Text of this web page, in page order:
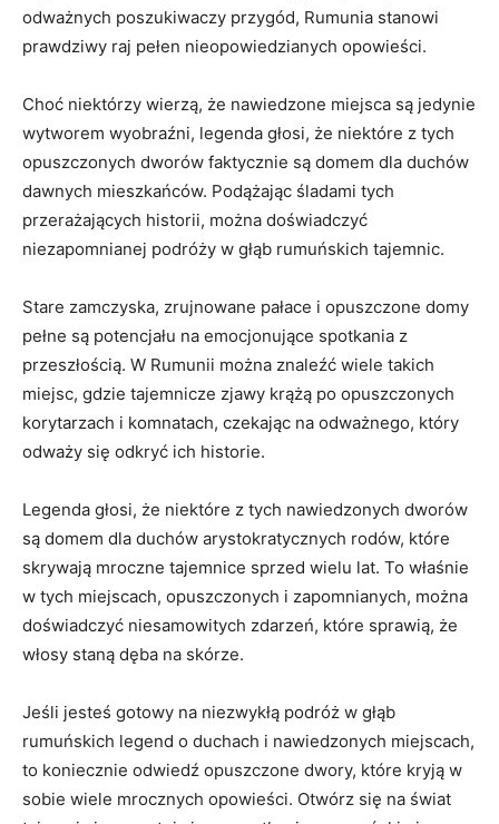
odważnych poszukiwaczy przygód, Rumunia stanowi
prawdziwy raj pełen nieopowiedzianych opowieści.
Choć niektórzy wierzą, że nawiedzone miejsca są jedynie
‍wytworem wyobraźni, legenda głosi,⁤ że niektóre z tych
opuszczonych dworów faktycznie są domem dla‌ duchów
dawnych mieszkańców. Podążając śladami tych
przerażających historii, można doświadczyć
niezapomnianej podróży w głąb rumuńskich tajemnic.
Stare zamczyska,⁣ zrujnowane pałace i opuszczone domy​
pełne ​są potencjału ​na emocjonujące spotkania z
przeszłością. W ​Rumunii można znaleźć wiele takich
miejsc, gdzie tajemnicze zjawy krążą po opuszczonych‍
korytarzach i komnatach, czekając na odważnego, który
odważy się odkryć ich historie.
Legenda głosi, że niektóre z tych nawiedzonych dworów
są domem dla duchów arystokratycznych rodów, które
skrywają mroczne tajemnice sprzed wielu lat. To właśnie
w tych miejscach, opuszczonych i zapomnianych, można
doświadczyć niesamowitych zdarzeń,⁢ które sprawią, że
włosy staną dęba na skórze.
Jeśli jesteś gotowy na niezwykłą podróż w głąb
rumuńskich legend o duchach i nawiedzonych miejscach,
to koniecznie odwiedź‍ opuszczone‌ dwory, które kryją w
sobie wiele‍ mrocznych⁢ opowieści. Otwórz się na świat